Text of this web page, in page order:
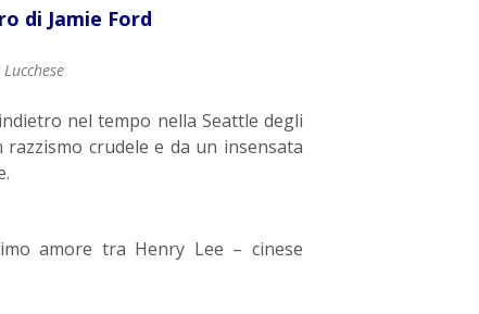
di Jamie Ford
nel tempo nella Seattle degli
crudele e da un insensata
amore tra Henry Lee – cinese